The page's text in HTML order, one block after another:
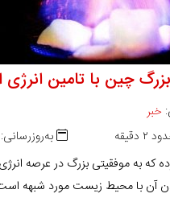
چین با تامین
خبر
به‌روزرسانی: ۱۳۹۶/۰۳/۰۱
که به موفقیتی بزرگ در عرصه
آن با محیط زیست مورد شبهه